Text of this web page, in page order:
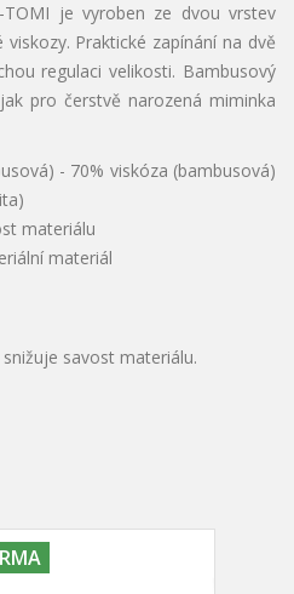
TOMI je vyroben ze dvou vrstev
Praktické zapínání na dvě
regulaci velikosti. Bambusový
pro čerstvě narozená miminka
- 70% viskóza (bambusová)
materiálu
materiál
savost materiálu.